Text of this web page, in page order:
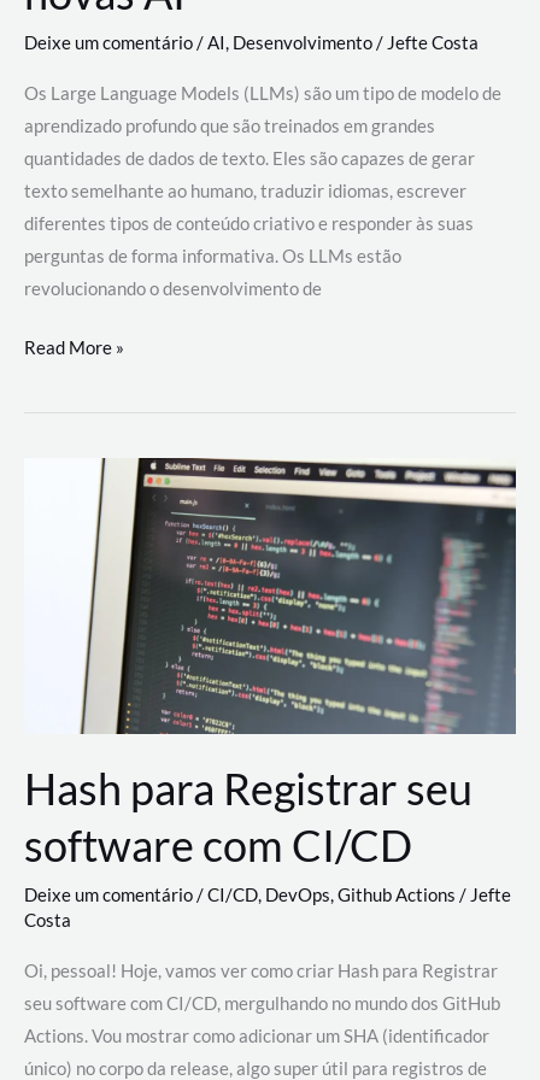
Deixe um comentário/AI, Desenvolvimento/ Jefte Costa
Os Large Language Models (LLMs) são um tipo de modelo de
aprendizado profundo que são treinados em grandes
quantidades de dados de texto. Eles são capazes de gerar
texto semelhante ao humano, traduzir idiomas, escrever
diferentes tipos de conteúdo criativo e responder às suas
perguntas de forma informativa. Os LLMs estão
revolucionando o desenvolvimento de
Large
Models
revolucionando
desenvolvimento
Read More »
Hash para Registrar seu
software com CI/CD
Deixe um comentário/CI/CD, DevOps,Github Actions /Jefte
Costa
Oi, pessoal! Hoje, vamos ver como criar Hash para Registrar
seu software com CI/CD, mergulhando no mundo dos GitHub
Actions. Vou mostrar como adicionar um SHA (identificador
único) no corpo da release, algo super útil para registros de